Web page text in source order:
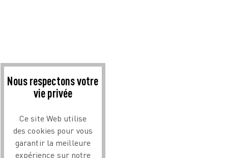
Nous respectons votre
vie privée
Ce site Web utilise
des cookies pour vous
garantir la meilleure
expérience sur notre